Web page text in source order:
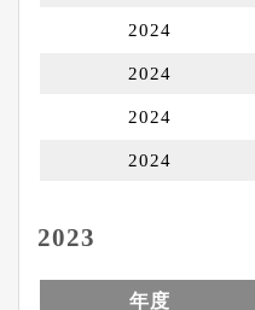
2024
2024
2024
2024
2023
年度